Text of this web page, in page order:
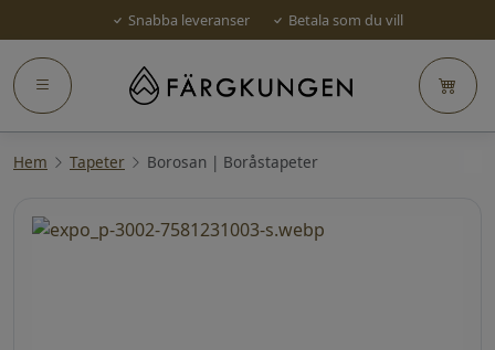
Snabba leveranser Betala som du vill
Hem Tapeter Borosan | Boråstapeter